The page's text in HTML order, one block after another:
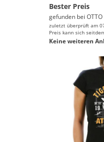
Bester Preis
gefunden bei OTTO
zuletzt überprüft am
Preis kann sich
Keine weiteren